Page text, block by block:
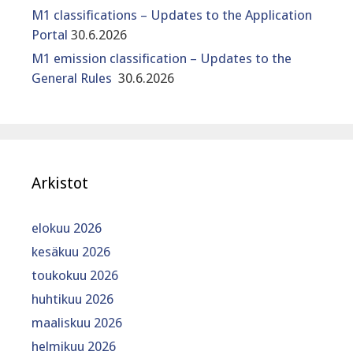
M1 classifications – Updates to the Application
Portal 30.6.2026
M1 emission classification – Updates to the
General Rules 30.6.2026
Arkistot
elokuu 2026
kesäkuu 2026
toukokuu 2026
huhtikuu 2026
maaliskuu 2026
helmikuu 2026